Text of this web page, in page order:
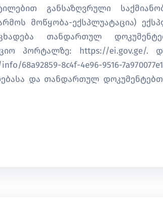
განსაზღვრული
მოწყობა-ექსპლუატაცია)
თანდართულ
პორტალზე: https://ei.gov.ge/.
68a92859-8c4f-4e96-9516-
და თანდართულ